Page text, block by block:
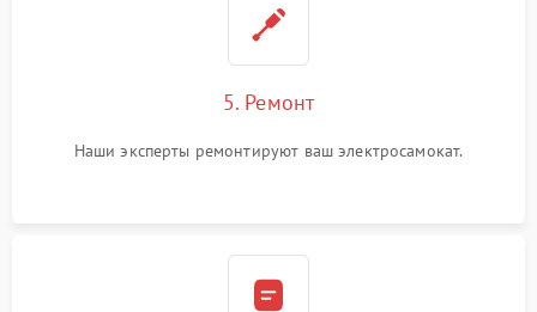
5. Ремонт
Наши эксперты ремонтируют ваш электросамокат.